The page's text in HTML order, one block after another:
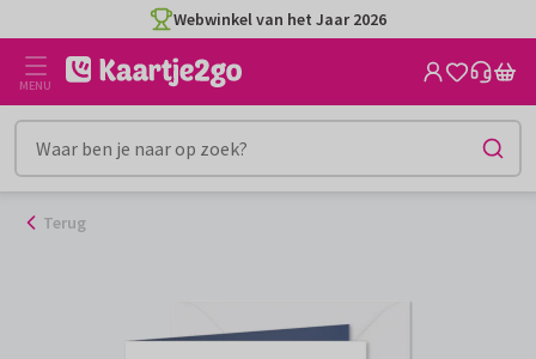
naar
inhoud
Webwinkel van het Jaar 2026
MENU
Terug